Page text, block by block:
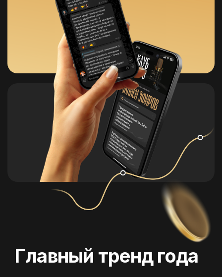
Главный тренд года